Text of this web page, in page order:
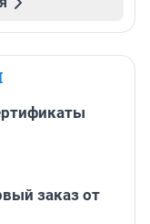
заказ от